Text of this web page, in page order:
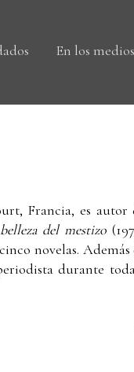
En los medios
Francia, es autor
del mestizo
novelas.
durante